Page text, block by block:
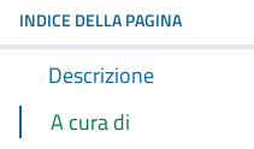
INDICE DELLA PAGINA
Descrizione
A cura di